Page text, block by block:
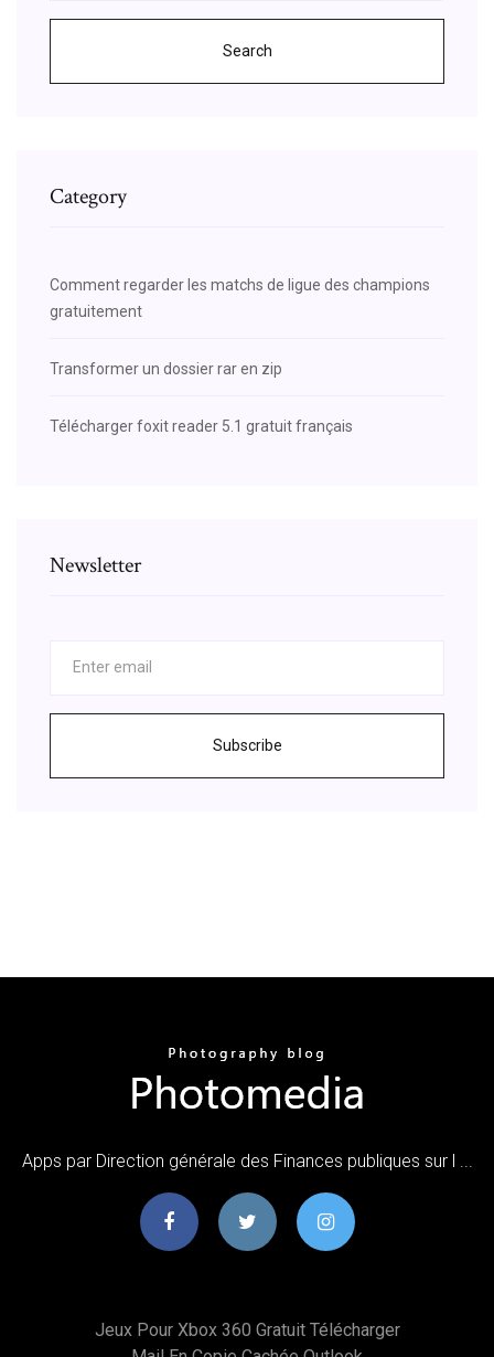
Search
Category
Comment regarder les matchs de ligue des champions
gratuitement
Transformer un dossier rar en zip
Télécharger foxit reader 5.1 gratuit français
Newsletter
Subscribe
‎Apps par Direction générale des Finances publiques sur l ...
Jeux Pour Xbox 360 Gratuit Télécharger